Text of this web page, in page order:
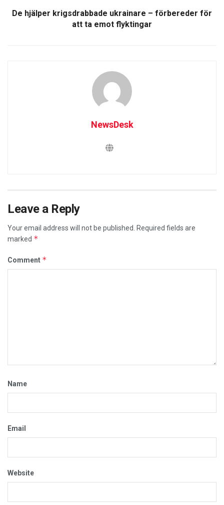
De hjälper krigsdrabbade ukrainare – förbereder för
att ta emot flyktingar
NewsDesk
Leave a Reply
Your email address will not be published. Required fields are
marked *
Comment *
Name
Email
Website